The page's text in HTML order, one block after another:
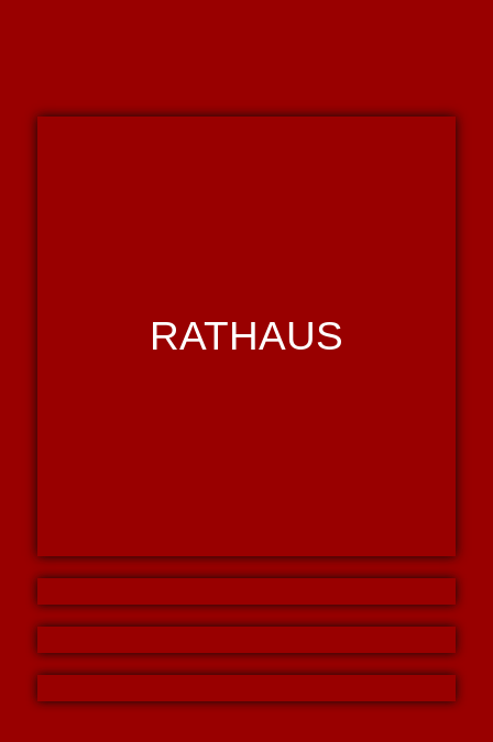
RATHAUS
LEBEN
TOURISMUS
WIRTSCHAFT